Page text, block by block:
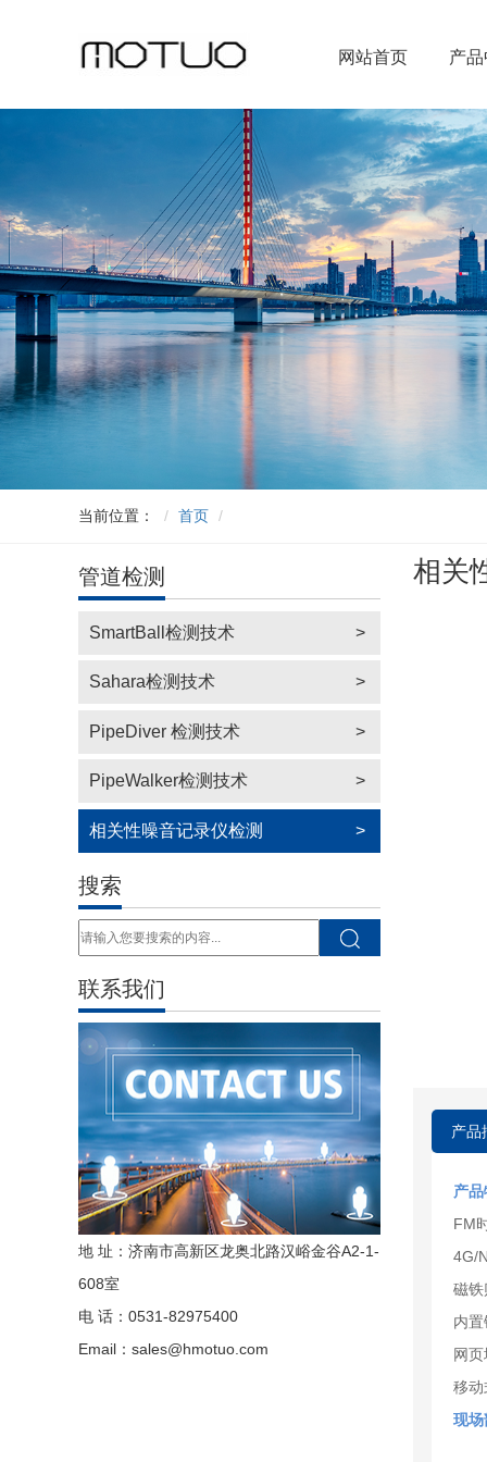
网站首页 产
当前位置： 首页
相关
产品
产
FM
4G/
磁
内
网
移
现
管道检测
SmartBall检测技术 >
Sahara检测技术 >
PipeDiver 检测技术 >
PipeWalker检测技术 >
相关性噪音记录仪检测 >
搜索
联系我们
地 址：济南市高新区龙奥北路汉峪金谷A2-1-
608室
电 话：0531-82975400
Email：sales@hmotuo.com